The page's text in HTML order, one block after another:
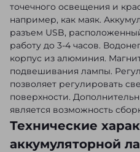
точечного освещения и
например, как маяк.
разъем USB,
работу до 3-4 часов.
корпус из алюминия.
подвешивания лампы.
позволяет регулировать
поверхности.
является возможность
Технические
аккумуляторной